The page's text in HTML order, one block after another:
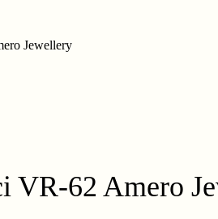
Jewellery
VR-62 Amero